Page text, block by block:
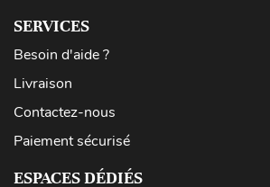
SERVICES
Besoin d'aide ?
Livraison
Contactez-nous
Paiement sécurisé
ESPACES DÉDIÉS